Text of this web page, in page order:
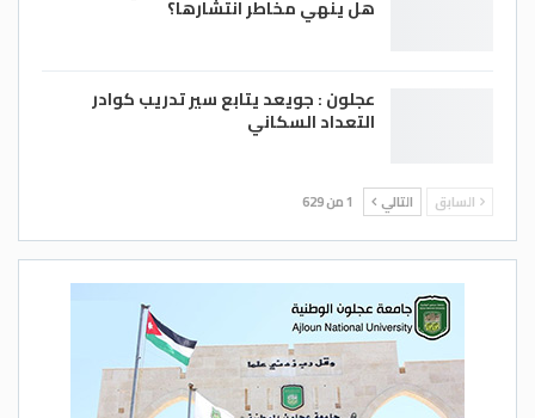
هل ينهي مخاطر انتشارها؟
عجلون : جويعد يتابع سير تدريب كوادر
التعداد السكاني
السابق التالي 1 من 629